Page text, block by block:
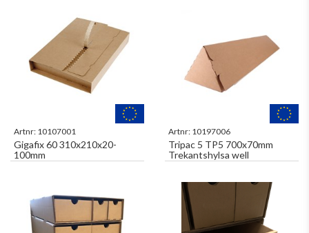
Artnr: 10107001
Gigafix 60 310x210x20-
100mm
Artnr: 10197006
Tripac 5 TP5 700x70mm
Trekantshylsa well